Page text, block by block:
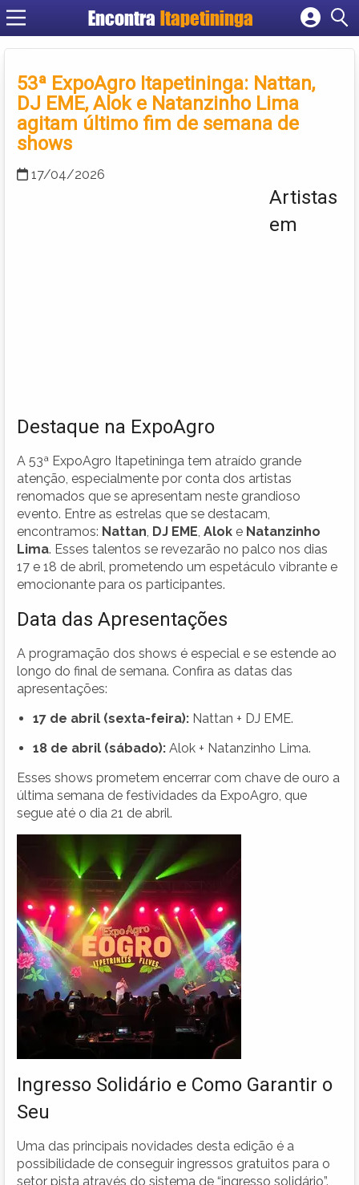
Encontra Itapetininga
Cadastrar empresa
Criar conta
53ª ExpoAgro Itapetininga: Nattan,
DJ EME, Alok e Natanzinho Lima
agitam último fim de semana de
shows
17/04/2026
Artistas
em
Destaque na ExpoAgro
A 53ª ExpoAgro Itapetininga tem atraído grande
atenção, especialmente por conta dos artistas
renomados que se apresentam neste grandioso
evento. Entre as estrelas que se destacam,
encontramos: Nattan DJ EME Alok e Natanzinho
Lima. Esses talentos se revezarão no palco nos dias
17 e 18 de abril, prometendo um espetáculo vibrante e
emocionante para os participantes.
Data das Apresentações
A programação dos shows é especial e se estende ao
longo do final de semana. Confira as datas das
apresentações:
17 de abril (sexta-feira): Nattan + DJ EME.
18 de abril (sábado): Alok + Natanzinho Lima.
Esses shows prometem encerrar com chave de ouro a
última semana de festividades da ExpoAgro, que
segue até o dia 21 de abril.
Ingresso Solidário e Como Garantir o
Seu
Uma das principais novidades desta edição é a
possibilidade de conseguir ingressos gratuitos para o
setor pista através do sistema de “ingresso solidário”.